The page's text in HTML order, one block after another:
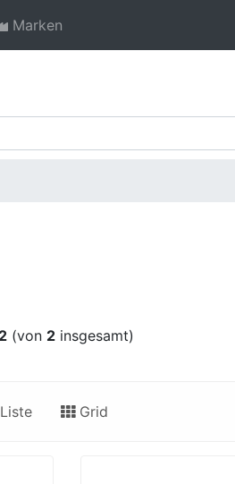
Marken
2 (von 2 insgesamt)
Grid